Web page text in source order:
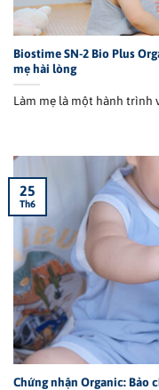
Biostime SN-2 Bio Plus
mẹ hài lòng
Làm mẹ là một hành trình
Chứng nhận Organic: Bảo
25
Th6